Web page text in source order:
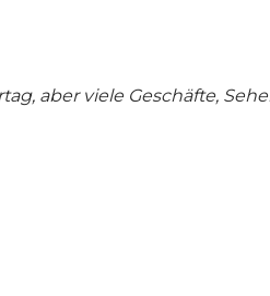
aber viele Geschäfte,